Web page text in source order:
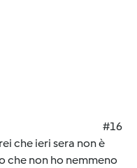
#16
che ieri sera non è
che non ho nemmeno